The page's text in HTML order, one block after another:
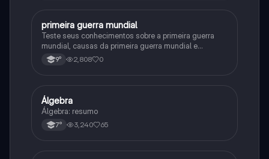
História
primeira guerra mundial
Teste seus conhecimentos sobre a primeira guerra
mundial, causas da primeira guerra mundial e
consequências da Primeira Guerra Mundial, fases da
primeira guerra mundial
9° 2,808 0
Matematica
Álgebra
Álgebra: resumo
7° 3,240 65